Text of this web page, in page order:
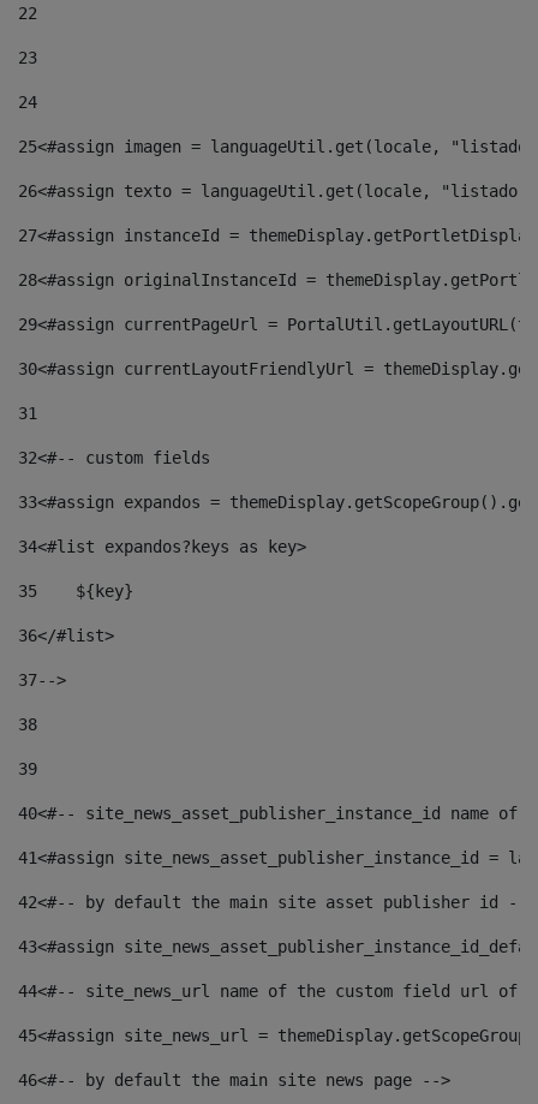
22
23
24
25<#assign imagen = languageUtil.get(locale,
26<#assign texto = languageUtil.get(locale,
27<#assign instanceId =
28<#assign originalInstanceId =
29<#assign currentPageUrl =
30<#assign currentLayoutFriendlyUrl =
31
32<#-- custom fields
33<#assign expandos =
34<#list expandos?keys as key>
35
    ${key}
36</#list>
37-->
38
39
40<#-- site_news_asset_publisher_instance_id
41<#assign site_news_asset_publisher_instance_id =
42<#-- by default the main site asset publisher id --
43<#assign
44<#-- site_news_url name of the custom field url of
45<#assign site_news_url =
46<#-- by default the main site news page -->